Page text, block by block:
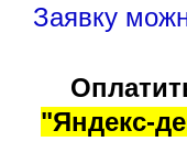
Заявку
"Яндекс-